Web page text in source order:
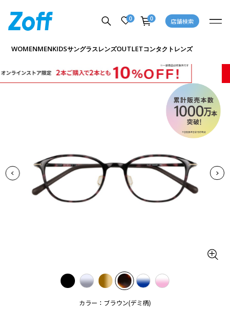
0 0 店舗検索
WOMENMENKIDSサングラスレンズOUTLETコンタクトレンズ
カラー：ブラウン(デミ柄)
商品詳細ページへ